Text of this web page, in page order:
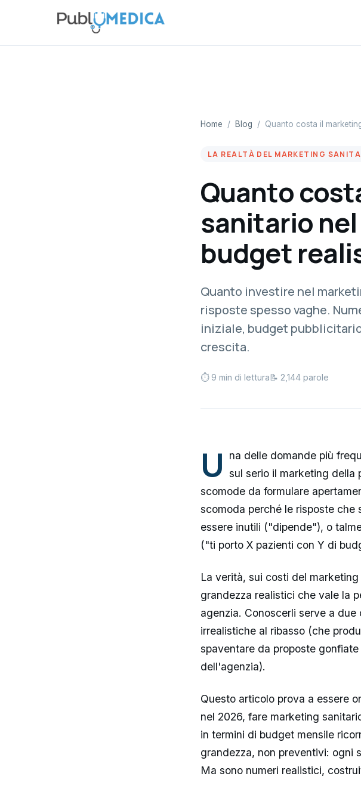
Home / Blog / Quanto costa il
LA REALTÀ DEL MARKETING
Quanto
sanitario
budget
Quanto investire nel
risposte spesso vaghe.
iniziale, budget
crescita.
⏱ 9 min di lettura📝 2,144 parole
U
na delle domande più
sul serio il marketing della
scomode da formulare
scomoda perché le risposte che
essere inutili ("dipende"), o
("ti porto X pazienti con Y di
La verità, sui costi del
grandezza realistici che vale la
agenzia. Conoscerli serve a
irrealistiche al ribasso (che
spaventare da proposte
dell'agenzia).
Questo articolo prova a essere
nel 2026, fare marketing
in termini di budget mensile
grandezza, non preventivi: ogni
Ma sono numeri realistici,